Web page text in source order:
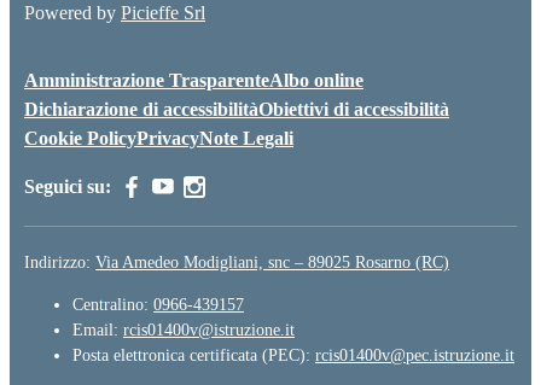
Powered by Picieffe Srl
Amministrazione TrasparenteAlbo online
Dichiarazione di accessibilitàObiettivi di accessibilità
Cookie PolicyPrivacyNote Legali
Seguici su:
Indirizzo: Via Amedeo Modigliani, snc – 89025 Rosarno (RC)
Centralino: 0966-439157
Email: rcis01400v@istruzione.it
Posta elettronica certificata (PEC): rcis01400v@pec.istruzione.it